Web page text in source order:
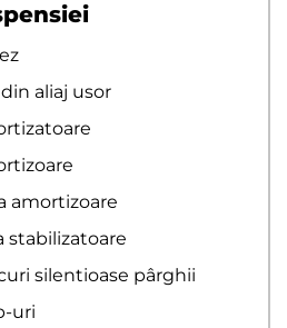
aliaj usor
amortizoare
stabilizatoare
silentioase pârghii
uri